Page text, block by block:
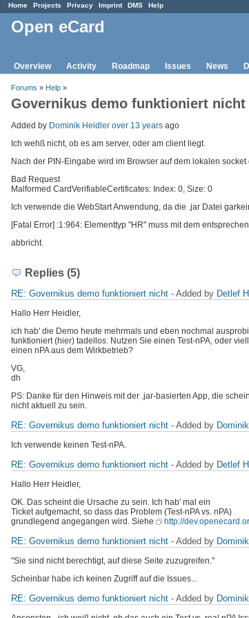
Home Projects Privacy Imprint DMS Help
Open eCard
Overview Activity Roadmap Issues News
Forums » Help »
Governikus demo funktioniert nicht
Added by Dominik Heidler over 13 years ago
Ich wehß nicht, ob es am server, oder am client liegt.
Nach der PIN-Eingabe wird im Browser auf dem lokalen
Bad Request
Malformed CardVerifiableCertificates: Index: 0, Size: 0
Ich verwende die WebStart Anwendung, da die .jar Datei
[Fatal Error] :1:964: Elementtyp "HR" muss mit dem
abbricht.
Replies (5)
RE: Governikus demo funktioniert nicht - Added by Detlef
Hallo Herr Heidler,
ich hab' die Demo heute mehrmals und eben nochmal
funktioniert (hier) tadellos. Nutzen Sie einen Test-nPA, oder
einen nPA aus dem Wirkbetrieb?
VG,
dh
PS: Danke für den Hinweis mit der .jar-basierten App, die
nicht aktuell zu sein.
RE: Governikus demo funktioniert nicht - Added by
Ich verwende keinen Test-nPA.
RE: Governikus demo funktioniert nicht - Added by Detlef
Hallo Herr Heidler,
OK. Das scheint die Ursache zu sein. Ich hab' mal ein
Ticket aufgemacht, so dass das Problem (Test-nPA vs. nPA)
grundlegend angegangen wird. Siehe
http://
RE: Governikus demo funktioniert nicht - Added by
"Sie sind nicht berechtigt, auf diese Seite zuzugreifen."
Scheinbar habe ich keinen Zugriff auf die Issues...
RE: Governikus demo funktioniert nicht - Added by